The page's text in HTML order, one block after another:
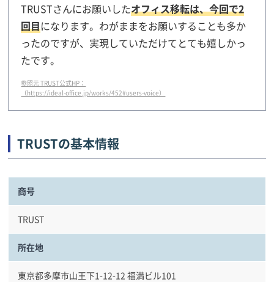
TRUSTさんにお願いしたオフィス移転は、今回で2
回目になります。わがままをお願いすることも多か
ったのですが、実現していただけてとても嬉しかっ
たです。
参照元 TRUST公式HP：
（https://ideal-office.jp/works/452#users-voice）
TRUSTの基本情報
商号
TRUST
所在地
東京都多摩市山王下1-12-12 福満ビル101